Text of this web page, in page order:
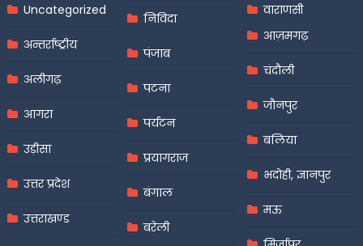
Uncategorized
अन्तर्राष्ट्रीय
अलीगढ़
आगरा
उड़ीसा
उत्तर प्रदेश
उत्तराखण्ड
निविदा
पंजाब
पटना
पर्यटन
प्रयागराज
बंगाल
बरेली
वाराणसी
आज़मगढ़
चंदौली
जौनपुर
बलिया
भदोही, ज्ञानपुर
मऊ